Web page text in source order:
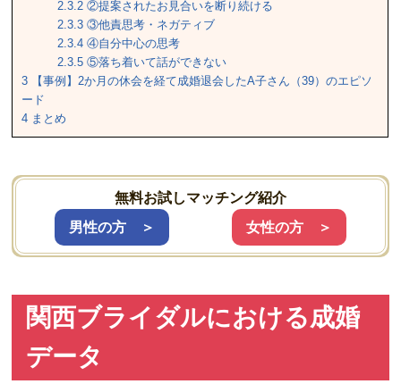
2.3.2 ②提案されたお見合いを断り続ける
2.3.3 ③他責思考・ネガティブ
2.3.4 ④自分中心の思考
2.3.5 ⑤落ち着いて話ができない
3 【事例】2か月の休会を経て成婚退会したA子さん（39）のエピソ
ード
4 まとめ
無料お試しマッチング紹介
男性の方 ＞
女性の方 ＞
関西ブライダルにおける成婚
データ